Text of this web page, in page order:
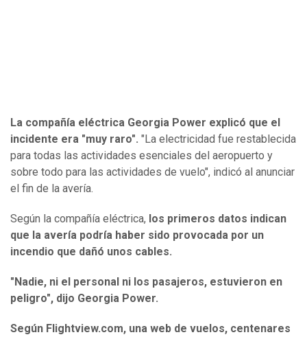
La compañía eléctrica Georgia Power explicó que el
incidente era "muy raro". "La electricidad fue restablecida
para todas las actividades esenciales del aeropuerto y
sobre todo para las actividades de vuelo", indicó al anunciar
el fin de la avería.
Según la compañía eléctrica, los primeros datos indican
que la avería podría haber sido provocada por un
incendio que dañó unos cables.
"Nadie, ni el personal ni los pasajeros, estuvieron en
peligro", dijo Georgia Power.
Según Flightview.com, una web de vuelos, centenares